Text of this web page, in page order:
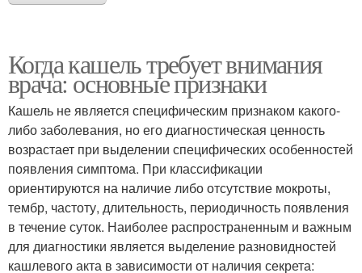
Когда кашель требует внимания
врача: основные признаки
Кашель не является специфическим признаком какого-
либо заболевания, но его диагностическая ценность
возрастает при выделении специфических особенностей
появления симптома. При классификации
ориентируются на наличие либо отсутствие мокроты,
тембр, частоту, длительность, периодичность появления
в течение суток. Наиболее распространенным и важным
для диагностики является выделение разновидностей
кашлевого акта в зависимости от наличия секрета: